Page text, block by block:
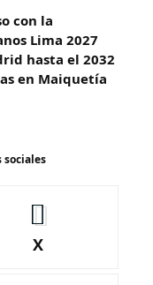
con la
Lima 2027
hasta el 2032
en Maiquetía
sociales
X